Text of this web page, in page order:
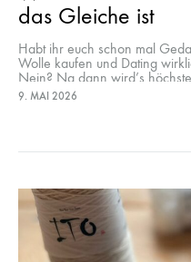
das Gleiche ist
Habt ihr euch schon mal
Wolle kaufen und Dating
Nein? Na dann wird’s
Erkenntnis…
9. MAI 2026